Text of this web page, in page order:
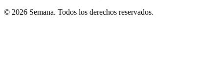
© 2026 Semana. Todos los derechos reservados.